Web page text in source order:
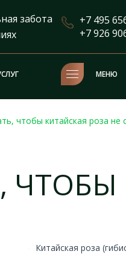
забота
+7 495
+7 926
МЕНЮ
чтобы китайская роза не
Китайская роза